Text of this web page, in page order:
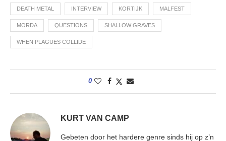
DEATH METAL INTERVIEW KORTIJK MALFEST
MORDA QUESTIONS SHALLOW GRAVES
WHEN PLAGUES COLLIDE
0
KURT VAN CAMP
Gebeten door het hardere genre sinds hij op z’n